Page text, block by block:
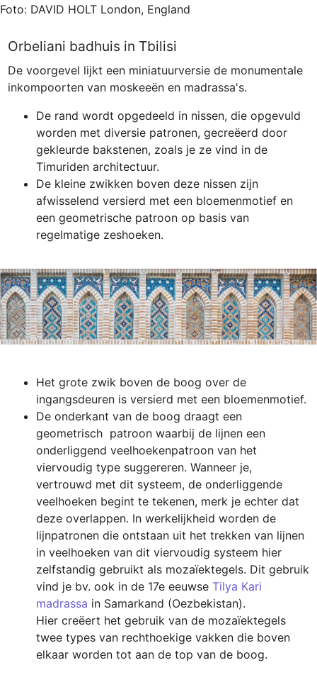
Foto: DAVID HOLT London, England
Orbeliani badhuis in Tbilisi
De voorgevel lijkt een miniatuurversie de monumentale
inkompoorten van moskeeën en madrassa's.
De rand wordt opgedeeld in nissen, die opgevuld
worden met diversie patronen, gecreëerd door
gekleurde bakstenen, zoals je ze vind in de
Timuriden architectuur.
De kleine zwikken boven deze nissen zijn
afwisselend versierd met een bloemenmotief en
een geometrische patroon op basis van
regelmatige zeshoeken.
Het grote zwik boven de boog over de
ingangsdeuren is versierd met een bloemenmotief.
De onderkant van de boog draagt een
geometrisch  patroon waarbij de lijnen een
onderliggend veelhoekenpatroon van het
viervoudig type suggereren. Wanneer je,
vertrouwd met dit systeem, de onderliggende
veelhoeken begint te tekenen, merk je echter dat
deze overlappen. In werkelijkheid worden de
lijnpatronen die ontstaan uit het trekken van lijnen
in veelhoeken van dit viervoudig systeem hier
zelfstandig gebruikt als mozaïektegels. Dit gebruik
vind je bv. ook in de 17e eeuwse Tilya Kari
madrassa ﻿ in Samarkand (Oezbekistan).
Hier creëert het gebruik van de mozaïektegels
twee types van rechthoekige vakken die boven
elkaar worden tot aan de top van de boog.